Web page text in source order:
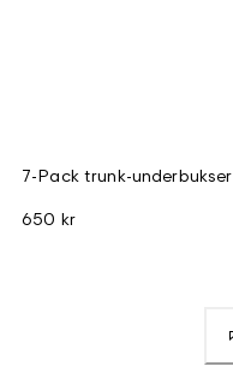
7-Pack trunk-underbukser
650 kr